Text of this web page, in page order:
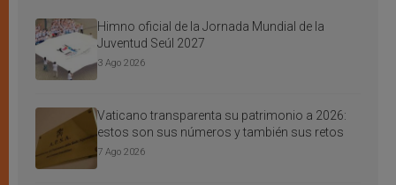
Himno oficial de la Jornada Mundial de la
Juventud Seúl 2027
3 Ago 2026
Vaticano transparenta su patrimonio a 2026:
estos son sus números y también sus retos
7 Ago 2026